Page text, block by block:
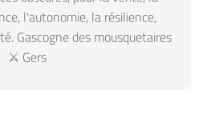
l'autonomie, la résilience,
Gascogne des mousquetaires
⚔️ Gers